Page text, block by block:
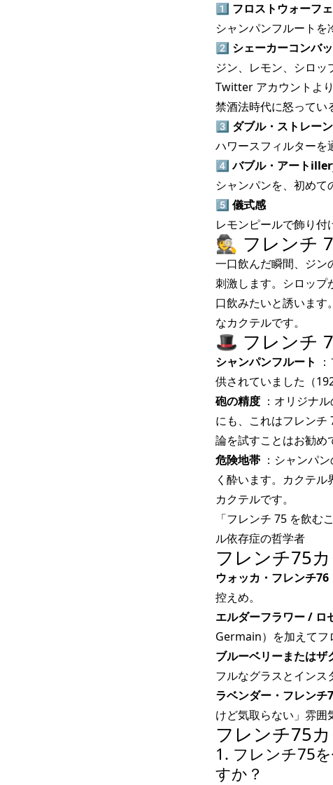
1️⃣ フロストウォーフ
シャンパンフルートを
2️⃣ シェーカーコンバ
ジン、レモン、シロッ
Twitter アカウントよ
禁酒法時代に怒ってい
3️⃣ ダブル・ストレーン
ハワースフィルターを
4️⃣バブル・アート
シャンパンを、初めて
5️⃣ 儀式感
レモンピールで飾り付
🕵️ フレンチ
一口飲んだ瞬間、ジン
刺激します。シロップ
口飲みたいと誘います
なカクテルです。
🎩 フレンチ
シャンパンフルート
供されていました（
砲の精度 ：オリジナ
にも、これはフレンチ
論を試すことはお勧め
危険地帯 ：シャンパ
く酔います。カクテ
カクテルです。
「フレンチ 75 を飲
ル依存症の哲学者
フレンチ75
ウォッカ・フレンチ76
控えめ。
エルダーフラワー / ロ
Germain）を加えてフ
ブルーベリーまたはザ
フルなグラスとインス
ラベンダー・フレンチ
けど気取らない」雰囲
フレンチ75
1. フレンチ75
すか？